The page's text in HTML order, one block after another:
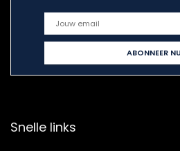
Snelle links